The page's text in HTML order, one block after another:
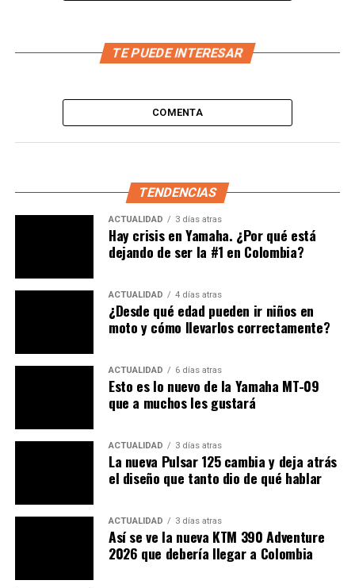
TE PUEDE INTERESAR
COMENTA
TENDENCIAS
ACTUALIDAD 3 días atras
Hay crisis en Yamaha. ¿Por qué está
dejando de ser la #1 en Colombia?
ACTUALIDAD 4 días atras
¿Desde qué edad pueden ir niños en
moto y cómo llevarlos correctamente?
ACTUALIDAD 6 días atras
Esto es lo nuevo de la Yamaha MT-09
que a muchos les gustará
ACTUALIDAD 3 días atras
La nueva Pulsar 125 cambia y deja atrás
el diseño que tanto dio de qué hablar
ACTUALIDAD 3 días atras
Así se ve la nueva KTM 390 Adventure
2026 que debería llegar a Colombia